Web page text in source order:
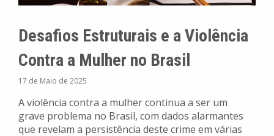
Desafios Estruturais e a Violência
Contra a Mulher no Brasil
17 de Maio de 2025
A violência contra a mulher continua a ser um
grave problema no Brasil, com dados alarmantes
que revelam a persistência deste crime em várias